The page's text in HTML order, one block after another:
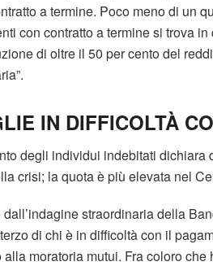
a termine. Poco meno di un
con contratto a termine si trova
di oltre il 50 per cento del
IN DIFFICOLTÀ
degli individui indebitati dichiara
crisi; la quota è più elevata nel
dall’indagine straordinaria della
di chi è in difficoltà con il
alla moratoria mutui. Fra coloro